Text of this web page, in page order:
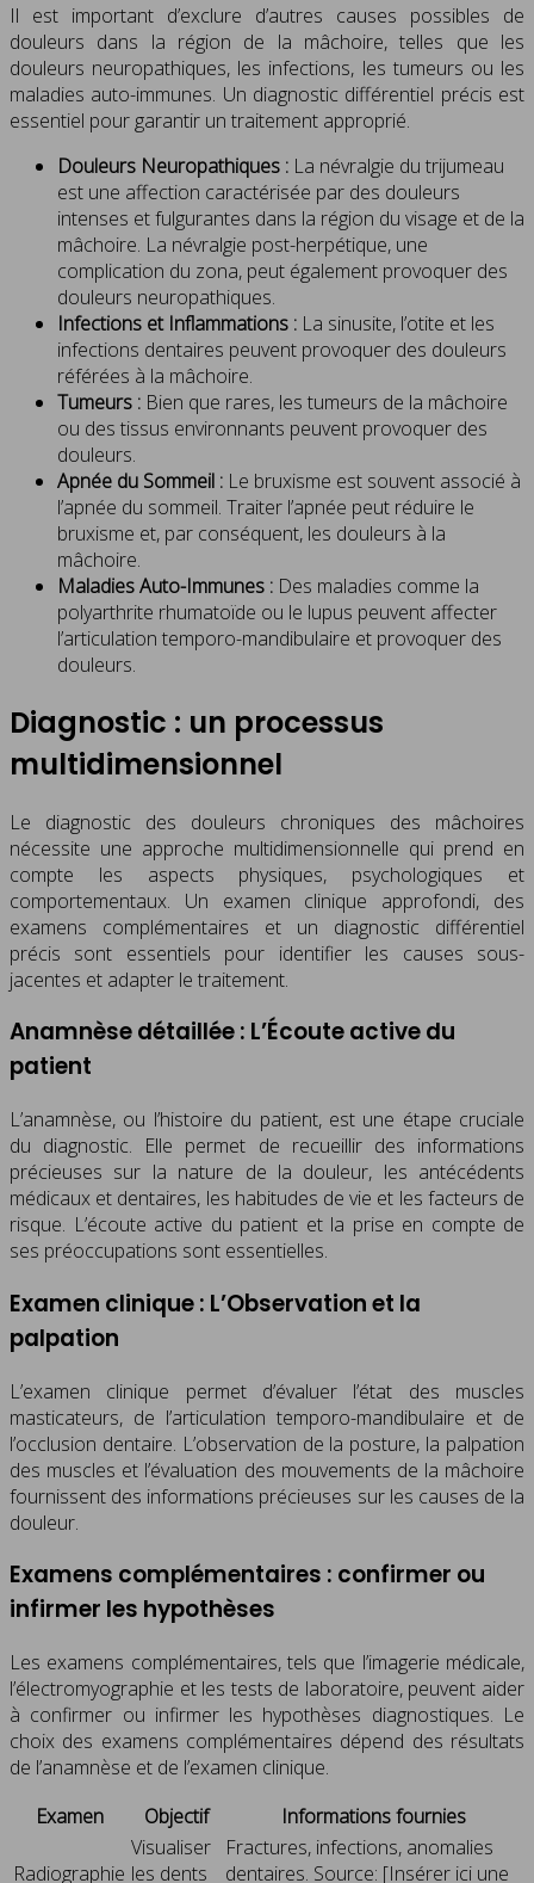
Il est important d’exclure d’autres causes possibles de
douleurs dans la région de la mâchoire, telles que les
douleurs neuropathiques, les infections, les tumeurs ou les
maladies auto-immunes. Un diagnostic différentiel précis est
essentiel pour garantir un traitement approprié.
Douleurs Neuropathiques : La névralgie du trijumeau
est une affection caractérisée par des douleurs
intenses et fulgurantes dans la région du visage et de la
mâchoire. La névralgie post-herpétique, une
complication du zona, peut également provoquer des
douleurs neuropathiques.
Infections et Inflammations : La sinusite, l’otite et les
infections dentaires peuvent provoquer des douleurs
référées à la mâchoire.
Tumeurs : Bien que rares, les tumeurs de la mâchoire
ou des tissus environnants peuvent provoquer des
douleurs.
Apnée du Sommeil : Le bruxisme est souvent associé à
l’apnée du sommeil. Traiter l’apnée peut réduire le
bruxisme et, par conséquent, les douleurs à la
mâchoire.
Maladies Auto-Immunes : Des maladies comme la
polyarthrite rhumatoïde ou le lupus peuvent affecter
l’articulation temporo-mandibulaire et provoquer des
douleurs.
Diagnostic : un processus
multidimensionnel
Le diagnostic des douleurs chroniques des mâchoires
nécessite une approche multidimensionnelle qui prend en
compte les aspects physiques, psychologiques et
comportementaux. Un examen clinique approfondi, des
examens complémentaires et un diagnostic différentiel
précis sont essentiels pour identifier les causes sous-
jacentes et adapter le traitement.
Anamnèse détaillée : L’Écoute active du
patient
L’anamnèse, ou l’histoire du patient, est une étape cruciale
du diagnostic. Elle permet de recueillir des informations
précieuses sur la nature de la douleur, les antécédents
médicaux et dentaires, les habitudes de vie et les facteurs de
risque. L’écoute active du patient et la prise en compte de
ses préoccupations sont essentielles.
Examen clinique : L’Observation et la
palpation
L’examen clinique permet d’évaluer l’état des muscles
masticateurs, de l’articulation temporo-mandibulaire et de
l’occlusion dentaire. L’observation de la posture, la palpation
des muscles et l’évaluation des mouvements de la mâchoire
fournissent des informations précieuses sur les causes de la
douleur.
Examens complémentaires : confirmer ou
infirmer les hypothèses
Les examens complémentaires, tels que l’imagerie médicale,
l’électromyographie et les tests de laboratoire, peuvent aider
à confirmer ou infirmer les hypothèses diagnostiques. Le
choix des examens complémentaires dépend des résultats
de l’anamnèse et de l’examen clinique.
Examen
Objectif Informations fournies
Radiographie
Visualiser
les dents
Fractures, infections, anomalies
dentaires. Source: [Insérer ici une